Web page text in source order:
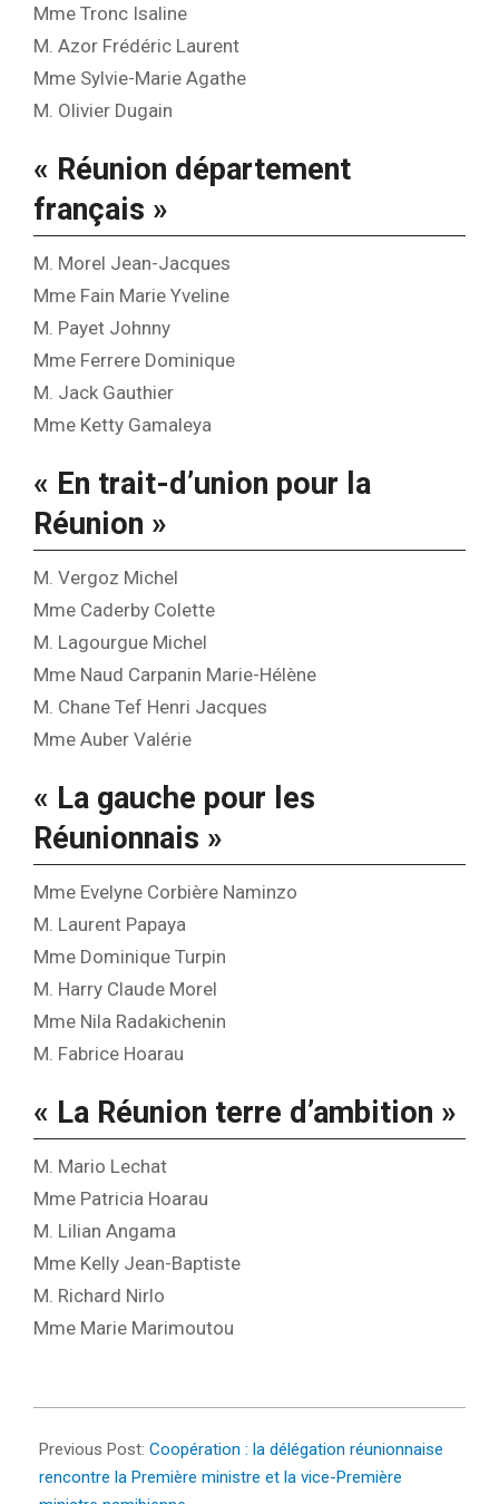
Mme Tronc Isaline
M. Azor Frédéric Laurent
Mme Sylvie-Marie Agathe
M. Olivier Dugain
« Réunion département
français »
M. Morel Jean-Jacques
Mme Fain Marie Yveline
M. Payet Johnny
Mme Ferrere Dominique
M. Jack Gauthier
Mme Ketty Gamaleya
« En trait-d’union pour la
Réunion »
M. Vergoz Michel
Mme Caderby Colette
M. Lagourgue Michel
Mme Naud Carpanin Marie-Hélène
M. Chane Tef Henri Jacques
Mme Auber Valérie
« La gauche pour les
Réunionnais »
Mme Evelyne Corbière Naminzo
M. Laurent Papaya
Mme Dominique Turpin
M. Harry Claude Morel
Mme Nila Radakichenin
M. Fabrice Hoarau
« La Réunion terre d’ambition »
M. Mario Lechat
Mme Patricia Hoarau
M. Lilian Angama
Mme Kelly Jean-Baptiste
M. Richard Nirlo
Mme Marie Marimoutou
09-
12
Previous Post: Coopération : la délégation réunionnaise
rencontre la Première ministre et la vice-Première